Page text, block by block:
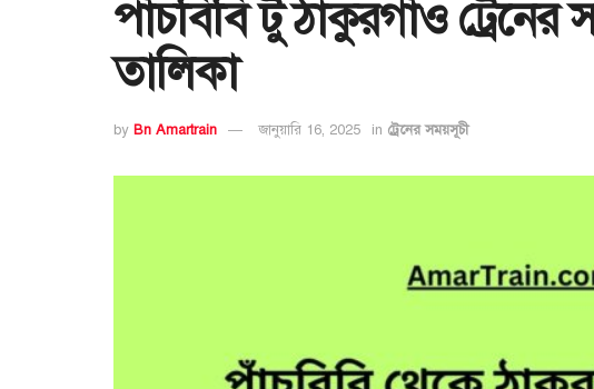
পাঁচবিবি টু ঠাকুরগাঁও
তালিকা
by Bn Amartrain জানুয়ারি 16, 2025 in ট্রেনের সময়সূচী